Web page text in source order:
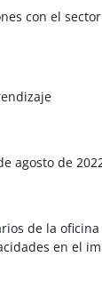
con el
agosto de
de la
en el